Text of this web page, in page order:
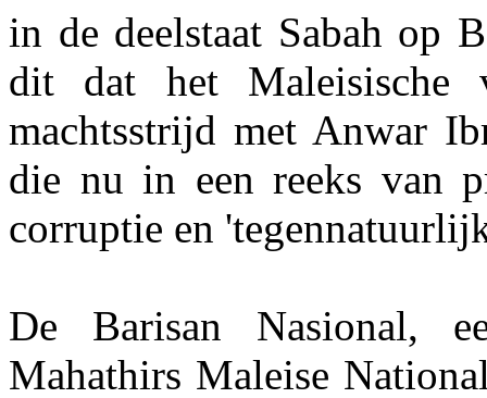
in de deelstaat Sabah op
dit dat het
machtsstrijd met Anwar
die nu in een reeks van
corruptie en
De Barisan Nasional,
Mahathirs Maleise